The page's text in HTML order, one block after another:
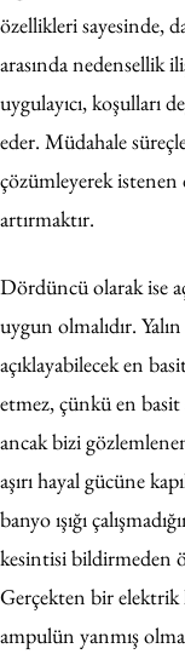
özellikleri sayesinde,
arasında nedensellik
uygulayıcı, koşulları
eder. Müdahale
çözümleyerek istenen
artırmaktır.
Dördüncü olarak ise
uygun olmalıdır.
açıklayabilecek en
etmez, çünkü en
ancak bizi
aşırı hayal gücüne
banyo ışığı
kesintisi bildirmeden
Gerçekten bir elektrik
ampulün yanmış